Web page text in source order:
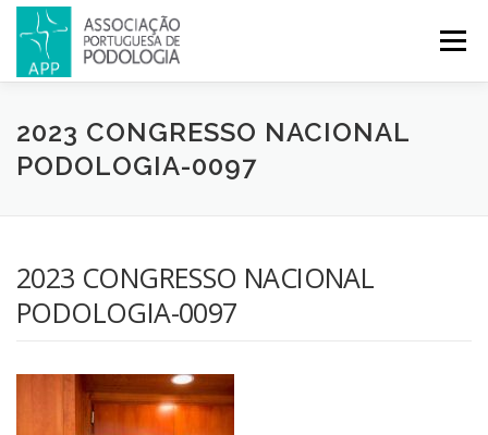
Menu
APP PODOLOGIA LICENCIATURA EM PODOLOGIA
CONGRESSOS REVISTA CONTACTOS
2023 CONGRESSO NACIONAL
PODOLOGIA-0097
2023 CONGRESSO NACIONAL
PODOLOGIA-0097